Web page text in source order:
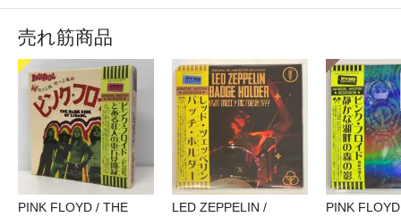
売れ筋商品
PINK FLOYD / THE
LED ZEPPELIN /
PINK